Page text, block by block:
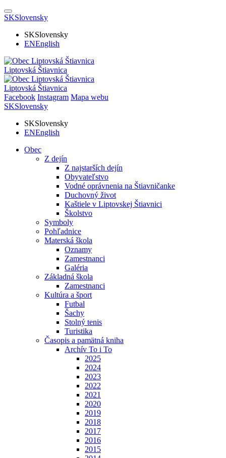
SKSlovensky
SKSlovensky
ENEnglish
Liptovská Štiavnica
Liptovská Štiavnica
Facebook Instagram Mapa webu
SKSlovensky
SKSlovensky
ENEnglish
Obec
Z dejín
Z najstarších dejín
Obyvateľstvo
Vodné oprávnenia na Štiavničanke
Duchovný život
Kaštiele v Liptovskej Štiavnici
Školstvo
Symboly
Pohľadnice
Materská škola
Oznamy
Zamestnanci
Galéria
Základná škola
Zamestnanci
Kultúra a šport
Futbal
Šachy
Stolný tenis
Turistika
Časopis a pamätná kniha
Archív To i To
2025
2024
2023
2022
2021
2020
2019
2018
2017
2016
2015